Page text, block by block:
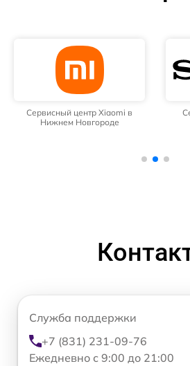
Сервисный центр Xiaomi в
Нижнем Новгороде
Служба поддержки
+7 (831) 231-09-76
Ежедневно с 9:00 до 21:00